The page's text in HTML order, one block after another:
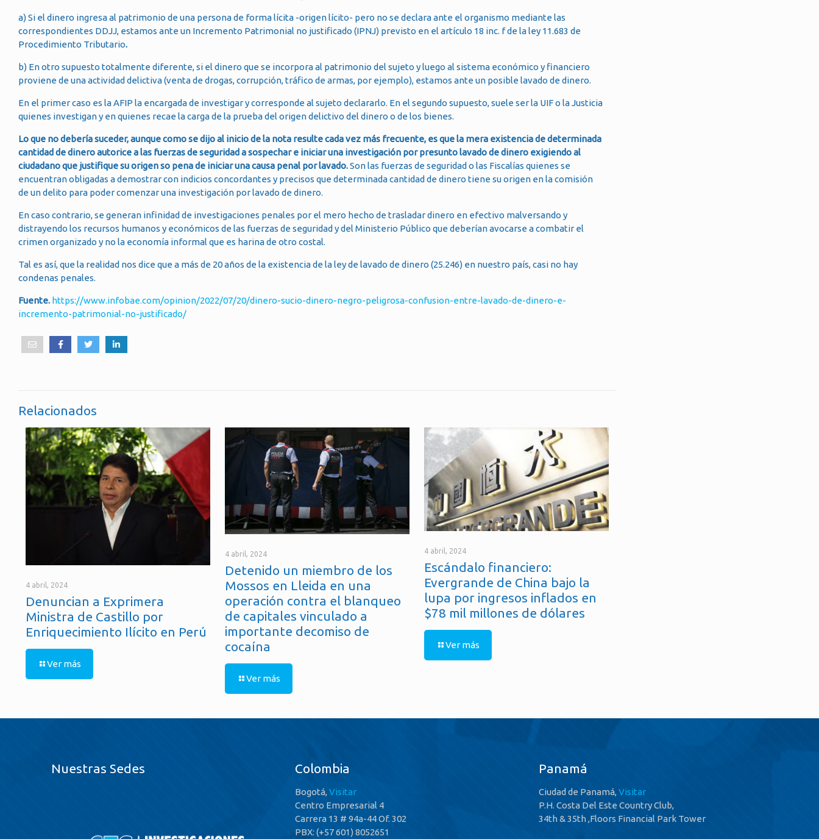
a) Si el dinero ingresa al patrimonio de una persona de forma lícita -origen lícito- pero no se declara ante el organismo mediante las
correspondientes DDJJ, estamos ante un Incremento Patrimonial no justificado (IPNJ) previsto en el artículo 18 inc. f de la ley 11.683 de
Procedimiento Tributario.
b) En otro supuesto totalmente diferente, si el dinero que se incorpora al patrimonio del sujeto y luego al sistema económico y financiero
proviene de una actividad delictiva (venta de drogas, corrupción, tráfico de armas, por ejemplo), estamos ante un posible lavado de dinero.
En el primer caso es la AFIP la encargada de investigar y corresponde al sujeto declararlo. En el segundo supuesto, suele ser la UIF o la Justicia
quienes investigan y en quienes recae la carga de la prueba del origen delictivo del dinero o de los bienes.
Lo que no debería suceder, aunque como se dijo al inicio de la nota resulte cada vez más frecuente, es que la mera existencia de determinada
cantidad de dinero autorice a las fuerzas de seguridad a sospechar e iniciar una investigación por presunto lavado de dinero exigiendo al
ciudadano que justifique su origen so pena de iniciar una causa penal por lavado.Son las fuerzas de seguridad o las Fiscalías quienes se
encuentran obligadas a demostrar con indicios concordantes y precisos que determinada cantidad de dinero tiene su origen en la comisión
de un delito para poder comenzar una investigación por lavado de dinero.
En caso contrario, se generan infinidad de investigaciones penales por el mero hecho de trasladar dinero en efectivo malversando y
distrayendo los recursos humanos y económicos de las fuerzas de seguridad y del Ministerio Público que deberían avocarse a combatir el
crimen organizado y no la economía informal que es harina de otro costal.
Tal es así, que la realidad nos dice que a más de 20 años de la existencia de la ley de lavado de dinero (25.246) en nuestro país, casi no hay
condenas penales.
Fuente. https://www.infobae.com/opinion/2022/07/20/dinero-sucio-dinero-negro-peligrosa-confusion-entre-lavado-de-dinero-e-
incremento-patrimonial-no-justificado/
Relacionados
4 abril, 2024
Denuncian a Exprimera
Ministra de Castillo por
Enriquecimiento Ilícito en Perú
Ver más
4 abril, 2024
Detenido un miembro de los
Mossos en Lleida en una
operación contra el blanqueo
de capitales vinculado a
importante decomiso de
cocaína
Ver más
4 abril, 2024
Escándalo financiero:
Evergrande de China bajo la
lupa por ingresos inflados en
$78 mil millones de dólares
Ver más
Nuestras Sedes Colombia
Bogotá,Visitar
Centro Empresarial 4
Carrera 13 # 94a-44 Of. 302
PBX: (+57 601) 8052651
Panamá
Ciudad de Panamá,Visitar
P.H. Costa Del Este Country Club,
34th & 35th ,Floors Financial Park Tower